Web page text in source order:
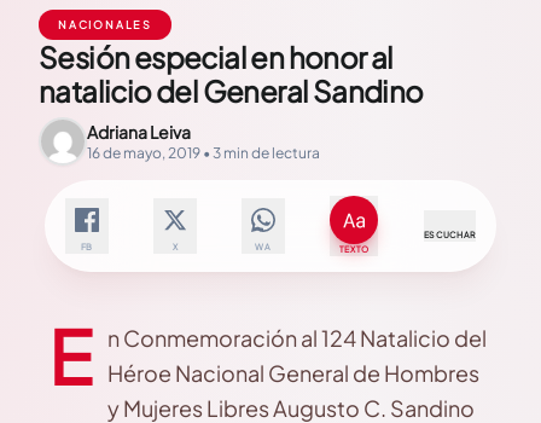
NACIONALES
Sesión especial en honor al
natalicio del General Sandino
Adriana Leiva
16 de mayo, 2019 • 3 min de lectura
FB X WA TEXTO
ESCUCHAR
E n Conmemoración al 124 Natalicio del
Héroe Nacional General de Hombres
y Mujeres Libres Augusto C. Sandino